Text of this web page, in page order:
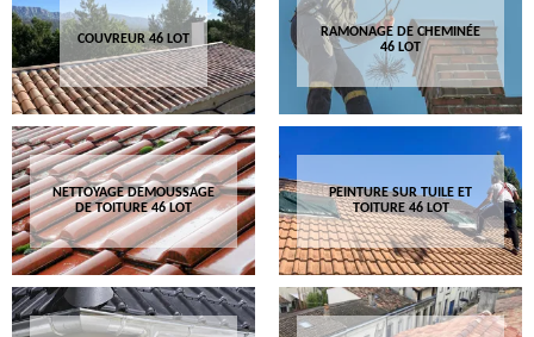
COUVREUR 46 LOT
RAMONAGE DE CHEMINÉE
46 LOT
NETTOYAGE DEMOUSSAGE
DE TOITURE 46 LOT
PEINTURE SUR TUILE ET
TOITURE 46 LOT